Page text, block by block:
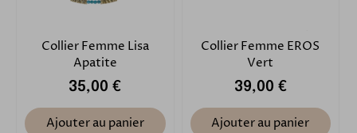
Collier Femme Lisa
Apatite
35,00 €
Ajouter au panier
Collier Femme EROS
Vert
39,00 €
Ajouter au panier